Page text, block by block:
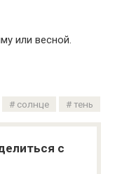
или весной.
солнце тень
с